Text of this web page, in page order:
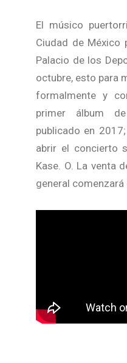
El músico
Ciudad de México
Palacio de los
octubre, esto para
formalmente y
primer álbum
publicado en
abrir el concierto
Kase. O. La venta
general comenzará